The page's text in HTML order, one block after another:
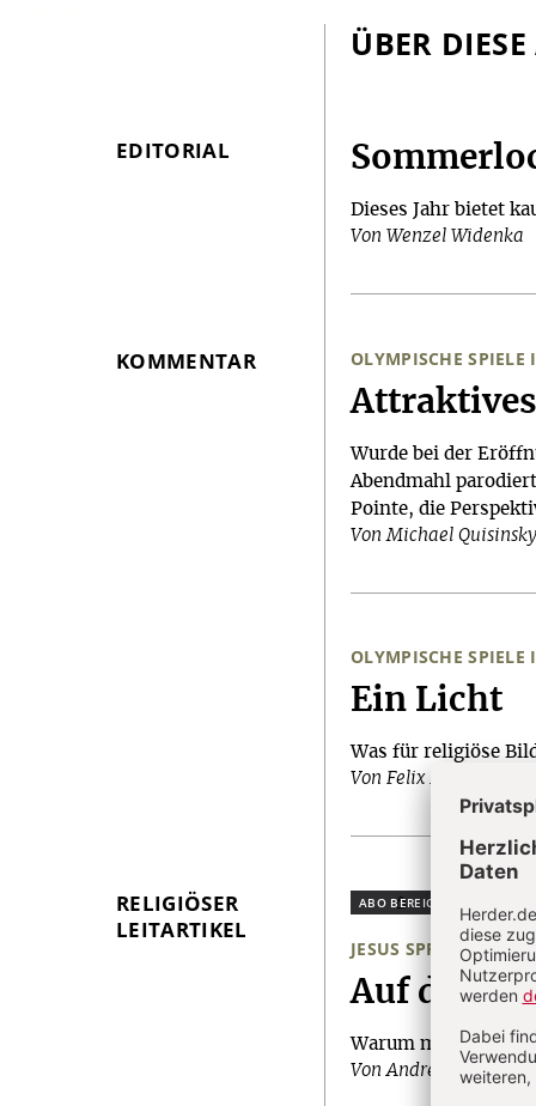
ÜBER
EDITORIAL
Dieses Jahr bietet
Von Wenzel Widenka
KOMMENTAR OLYMPISCHE SPIELE I
:
Wurde bei der
Abendmahl
Pointe, die
Von Michael Quisinsky
OLYMPISCHE SPIELE
:
Ein Licht
Was für religiöse
Von Felix Evers
RELIGIÖSER
LEITARTIKEL
Plus
JESUS SPRICHT DIE
:
Auf den
Warum manche
Von Andrea Riedl